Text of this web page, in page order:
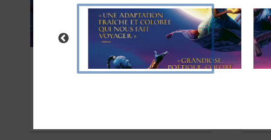
Aladdin – The Walt Disney